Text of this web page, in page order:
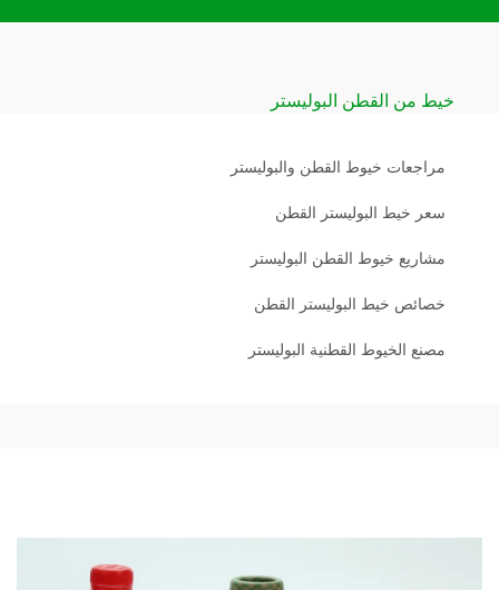
خيط من القطن البوليستر
مراجعات خيوط القطن والبوليستر
سعر خيط البوليستر القطن
مشاريع خيوط القطن البوليستر
خصائص خيط البوليستر القطن
مصنع الخيوط القطنية البوليستر